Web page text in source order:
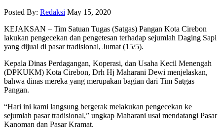
Posted By: Redaksi May 15, 2020
KEJAKSAN – Tim Satuan Tugas (Satgas) Pangan Kota Cirebon
lakukan pengecekan dan pengetesan terhadap sejumlah Daging Sapi
yang dijual di pasar tradisional, Jumat (15/5).
Kepala Dinas Perdagangan, Koperasi, dan Usaha Kecil Menengah
(DPKUKM) Kota Cirebon, Drh Hj Maharani Dewi menjelaskan,
bahwa dinas mereka yang merupakan bagian dari Tim Satgas
Pangan.
“Hari ini kami langsung bergerak melakukan pengecekan ke
sejumlah pasar tradisional,” ungkap Maharani usai mendatangi Pasar
Kanoman dan Pasar Kramat.